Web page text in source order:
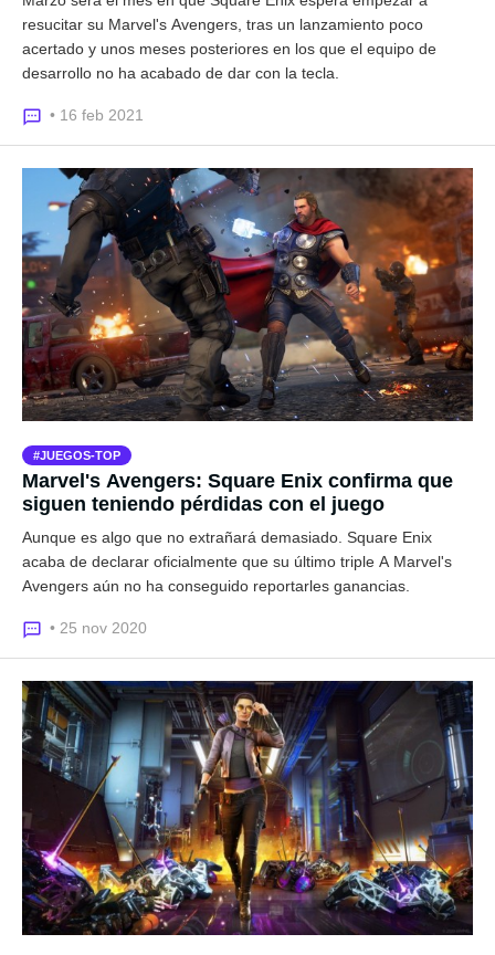
resucitar su Marvel's Avengers, tras un lanzamiento poco
acertado y unos meses posteriores en los que el equipo de
desarrollo no ha acabado de dar con la tecla.
• 16 feb 2021
JUEGOS-TOP
Marvel's Avengers: Square Enix confirma que
siguen teniendo pérdidas con el juego
Aunque es algo que no extrañará demasiado. Square Enix
acaba de declarar oficialmente que su último triple A Marvel's
Avengers aún no ha conseguido reportarles ganancias.
• 25 nov 2020